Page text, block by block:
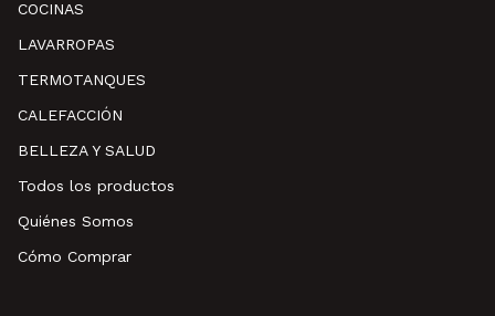
COCINAS
LAVARROPAS
TERMOTANQUES
CALEFACCIÓN
BELLEZA Y SALUD
Todos los productos
Quiénes Somos
Cómo Comprar